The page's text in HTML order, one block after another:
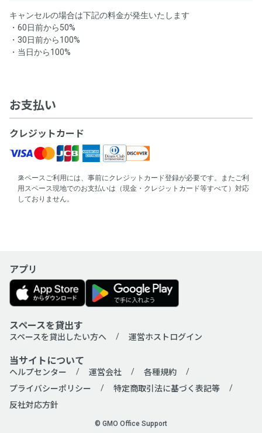
キャンセルの場合は下記の料金が発生いたします
・60日前から50%
・30日前から100%
・当日から100%
お支払い
クレジットカード
スペースご利用には、事前にクレジットカード登録が必要です。またご利
用スペース現地でのお支払いは（現金・クレジットカード等すべて）対応
しておりません。
アプリ
スペースを貸出す
スペースを貸出したい方へ 運営ホストログイン
当サイトについて
ヘルプセンター 運営会社
各種規約
プライバシーポリシー
特定商取引法に基づく表記等
反社対応方針
© GMO Office Support